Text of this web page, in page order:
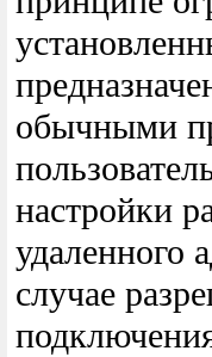
обычными
настройки
удаленного
случае